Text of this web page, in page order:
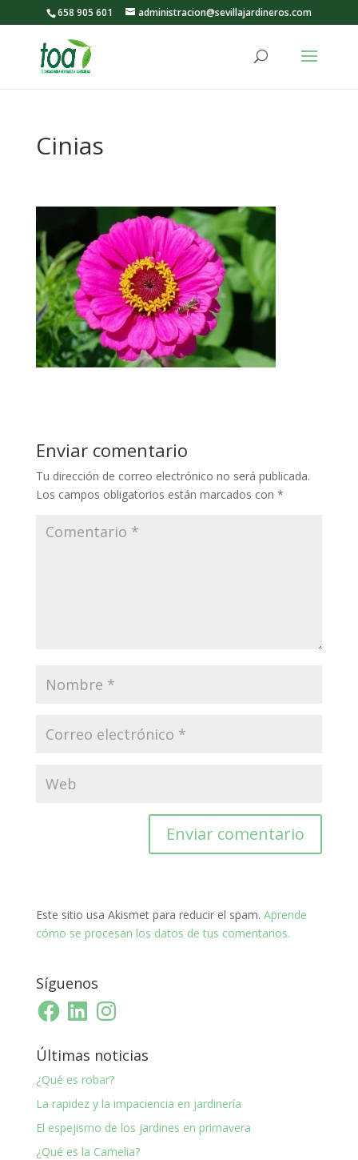
658 905 601 administracion@sevillajardineros.com
Cinias
Enviar comentario
Tu dirección de correo electrónico no será publicada.
Los campos obligatorios están marcados con *
Este sitio usa Akismet para reducir el spam. Aprende
cómo se procesan los datos de tus comentarios.
Síguenos
FacebookLinkedInInstagram
Últimas noticias
¿Qué es robar?
La rapidez y la impaciencia en jardinería
El espejismo de los jardines en primavera
¿Qué es la Camelia?